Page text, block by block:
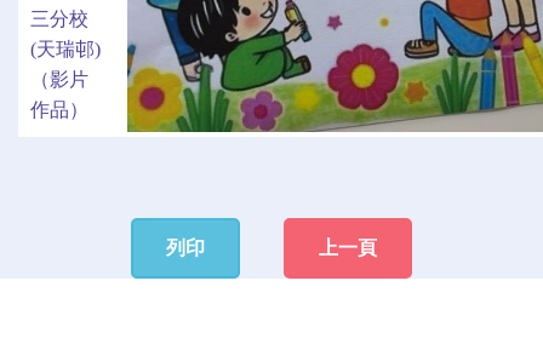
三分校
(天瑞邨)
（影片
作品）
列印 上一頁